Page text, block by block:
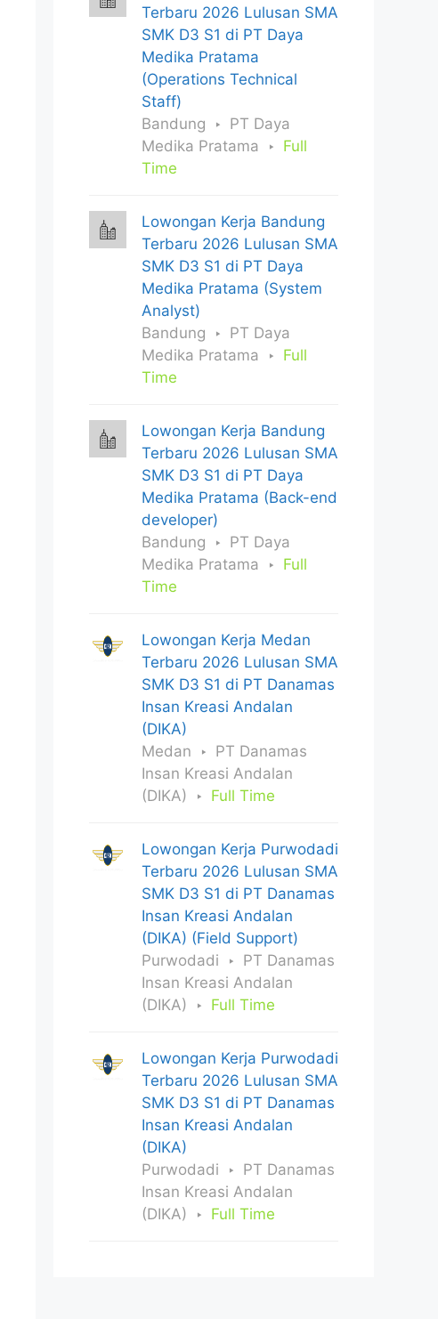
Terbaru 2026 Lulusan SMA
SMK D3 S1 di PT Daya
Medika Pratama
(Operations Technical
Staff)
Bandung
PT Daya
Medika Pratama
Full
Time
Lowongan Kerja Bandung
Terbaru 2026 Lulusan SMA
SMK D3 S1 di PT Daya
Medika Pratama (System
Analyst)
Bandung
PT Daya
Medika Pratama
Full
Time
Lowongan Kerja Bandung
Terbaru 2026 Lulusan SMA
SMK D3 S1 di PT Daya
Medika Pratama (Back-end
developer)
Bandung
PT Daya
Medika Pratama
Full
Time
Lowongan Kerja Medan
Terbaru 2026 Lulusan SMA
SMK D3 S1 di PT Danamas
Insan Kreasi Andalan
(DIKA)
Medan
PT Danamas
Insan Kreasi Andalan
(DIKA)
Full Time
Lowongan Kerja Purwodadi
Terbaru 2026 Lulusan SMA
SMK D3 S1 di PT Danamas
Insan Kreasi Andalan
(DIKA) (Field Support)
Purwodadi
PT Danamas
Insan Kreasi Andalan
(DIKA)
Full Time
Lowongan Kerja Purwodadi
Terbaru 2026 Lulusan SMA
SMK D3 S1 di PT Danamas
Insan Kreasi Andalan
(DIKA)
Purwodadi
PT Danamas
Insan Kreasi Andalan
(DIKA)
Full Time